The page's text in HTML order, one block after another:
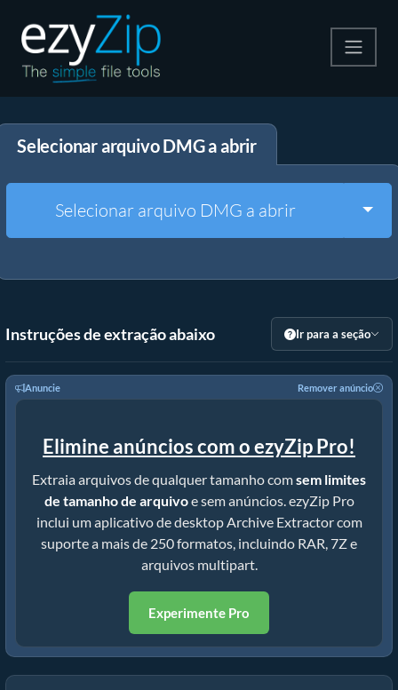
Descompactar
Outras Ferramentas
Selecionar arquivo DMG a abrir
Selecionar arquivo DMG a abrir
Instruções de extração abaixo Ir para a seção
Anuncie Remover anúncio
Elimine anúncios com o ezyZip Pro!
Extraia arquivos de qualquer tamanho comsem limites
de tamanho de arquivoe sem anúncios. ezyZip Pro
inclui um aplicativo de desktop Archive Extractor com
suporte a mais de 250 formatos, incluindo RAR, 7Z e
arquivos multipart.
Experimente Pro